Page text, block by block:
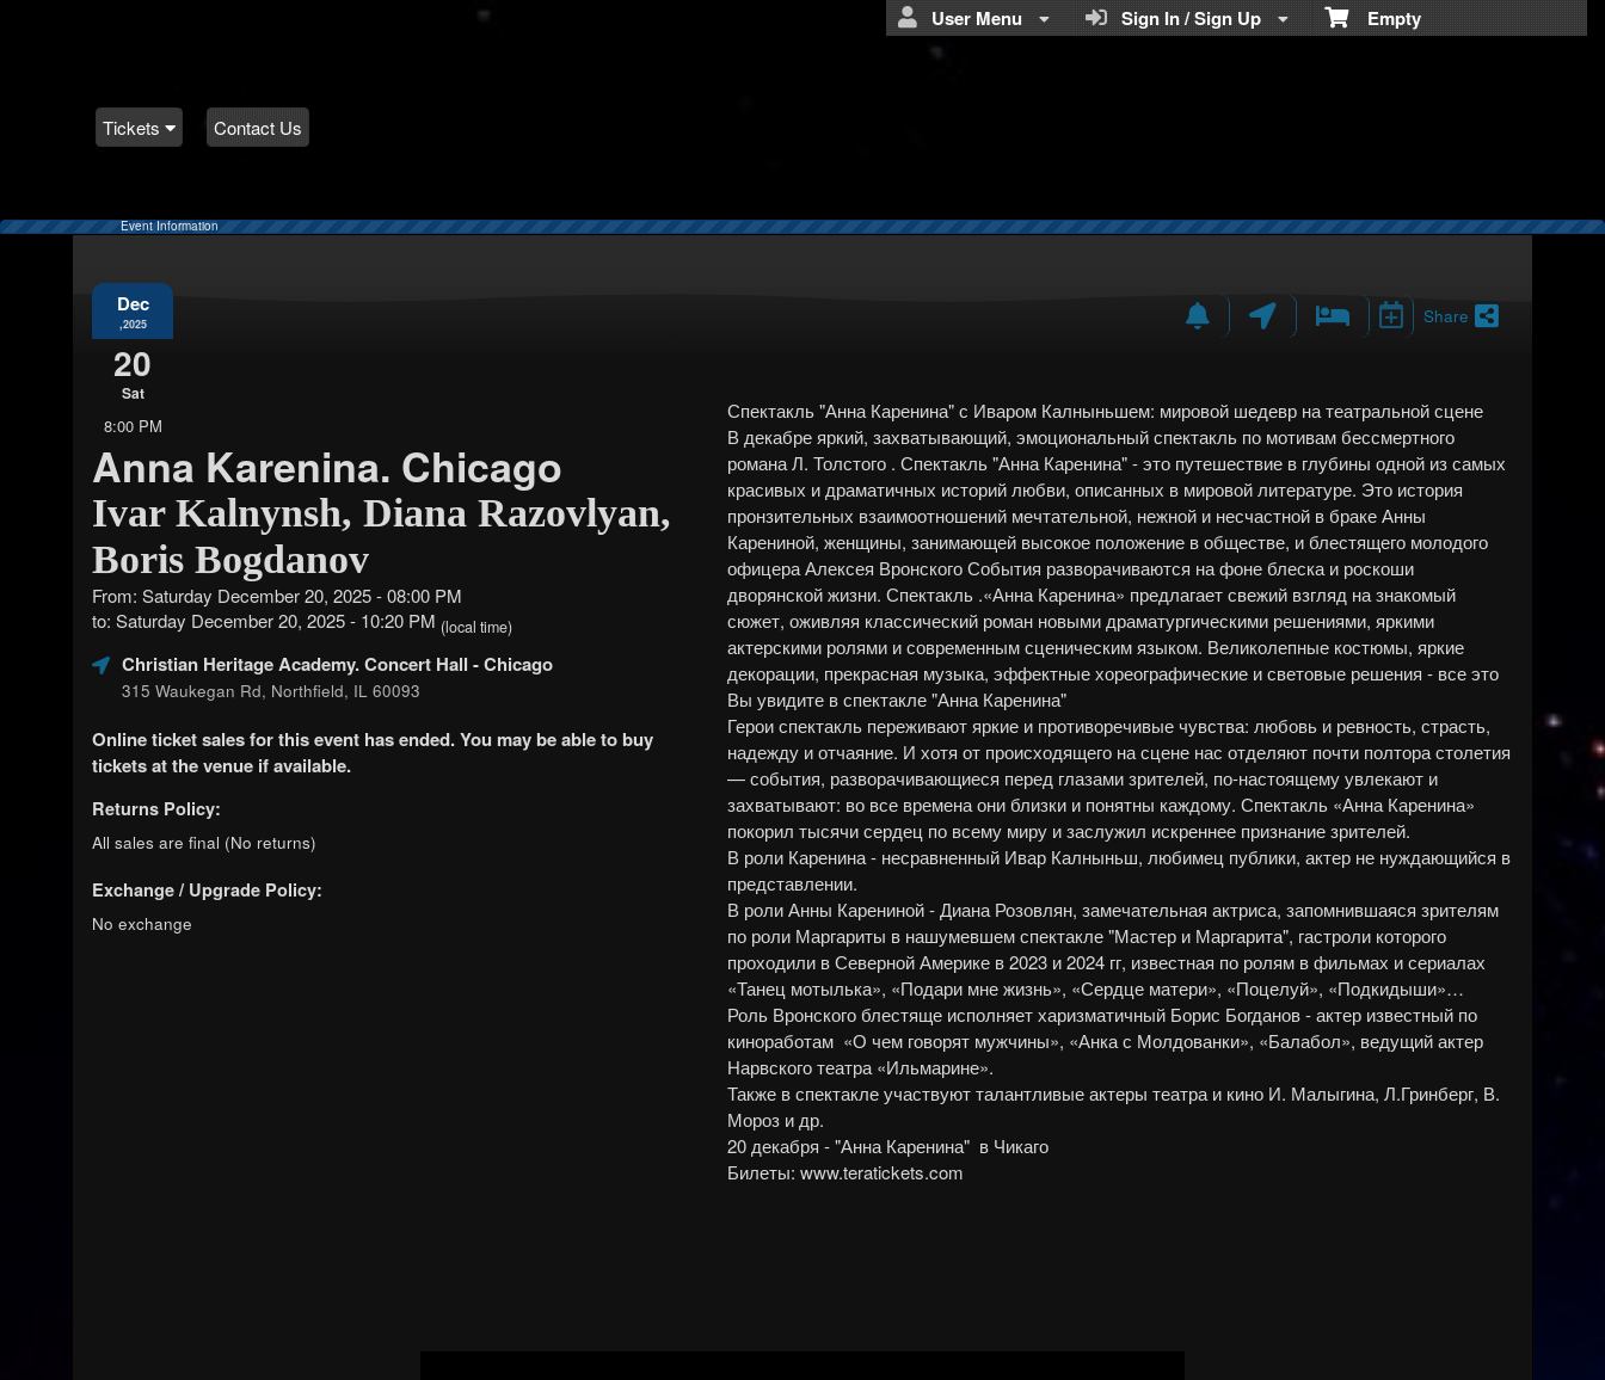
Empty
Sign In / Sign Up
User Menu Teratickets.com
Tickets Contact Us
Event Information
Dec
,2025
20
Sat
8:00 PM
Anna Karenina. Chicago
Ivar Kalnynsh, Diana Razovlyan,
Boris Bogdanov
From: Saturday December 20, 2025 - 08:00 PM
to: Saturday December 20, 2025 - 10:20 PM (local time)
Christian Heritage Academy. Concert Hall - Chicago
315 Waukegan Rd, Northfield, IL 60093
Online ticket sales for this event has ended. You may be able to buy
tickets at the venue if available.
Returns Policy:
All sales are final (No returns)
Exchange / Upgrade Policy:
No exchange
Share
Спектакль "Анна Каренина" с Иваром Калныньшем: мировой шедевр на театральной сцене
В декабре яркий, захватывающий, эмоциональный спектакль по мотивам бессмертного
романа Л. Толстого . Спектакль "Анна Каренина" - это путешествие в глубины одной из самых
красивых и драматичных историй любви, описанных в мировой литературе. Это история
пронзительных взаимоотношений мечтательной, нежной и несчастной в браке Анны
Карениной, женщины, занимающей высокое положение в обществе, и блестящего молодого
офицера Алексея Вронского События разворачиваются на фоне блеска и роскоши
дворянской жизни. Спектакль .«Анна Каренина» предлагает свежий взгляд на знакомый
сюжет, оживляя классический роман новыми драматургическими решениями, яркими
актерскими ролями и современным сценическим языком. Великолепные костюмы, яркие
декорации, прекрасная музыка, эффектные хореографические и световые решения - все это
Вы увидите в спектакле "Анна Каренина"
Герои спектакль переживают яркие и противоречивые чувства: любовь и ревность, страсть,
надежду и отчаяние. И хотя от происходящего на сцене нас отделяют почти полтора столетия
— события, разворачивающиеся перед глазами зрителей, по-настоящему увлекают и
захватывают: во все времена они близки и понятны каждому. Спектакль «Анна Каренина»
покорил тысячи сердец по всему миру и заслужил искреннее признание зрителей.
В роли Каренина - несравненный Ивар Калныньш, любимец публики, актер не нуждающийся в
представлении.
В роли Анны Карениной - Диана Розовлян, замечательная актриса, запомнившаяся зрителям
по роли Маргариты в нашумевшем спектакле "Мастер и Маргарита", гастроли которого
проходили в Северной Америке в 2023 и 2024 гг, известная по ролям в фильмах и сериалах
«Танец мотылька», «Подари мне жизнь», «Сердце матери», «Поцелуй», «Подкидыши»…
Роль Вронского блестяще исполняет харизматичный Борис Богданов - актер известный по
киноработам «О чем говорят мужчины», «Анка с Молдованки», «Балабол», ведущий актер
Нарвского театра «Ильмарине».
Также в спектакле участвуют талантливые актеры театра и кино И. Малыгина, Л.Гринберг, В.
Мороз и др.
20 декабря - "Анна Каренина" в Чикаго
Билеты: www.teratickets.com